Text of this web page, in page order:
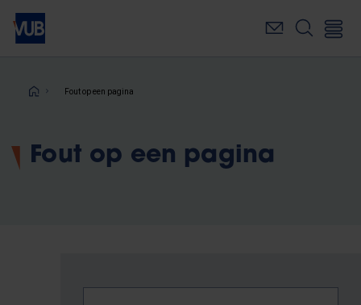
Overslaan
naar
inhoudKruimelpad
Fout op een pagina
Fout op een pagina